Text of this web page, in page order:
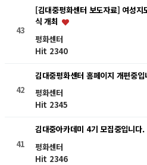
43
[김대중평화센터 보도자료] 여성
식 개최
평화센터
Hit 2340
42
김대중평화센터 홈페이지 개편중입
평화센터
Hit 2345
41
김대중아카데미 4기 모집중입니다.
평화센터
Hit 2346